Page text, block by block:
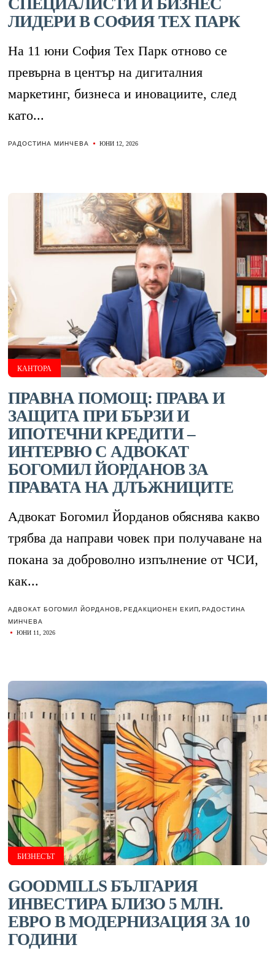
СПЕЦИАЛИСТИ И БИЗНЕС
ЛИДЕРИ В СОФИЯ ТЕХ ПАРК
На 11 юни София Тех Парк отново се
превърна в център на дигиталния
маркетинг, бизнеса и иновациите, след
като...
РАДОСТИНА МИНЧЕВА ЮНИ 12, 2026
КАНТОРА
ПРАВНА ПОМОЩ: ПРАВА И
ЗАЩИТА ПРИ БЪРЗИ И
ИПОТЕЧНИ КРЕДИТИ –
ИНТЕРВЮ С АДВОКАТ
БОГОМИЛ ЙОРДАНОВ ЗА
ПРАВАТА НА ДЛЪЖНИЦИТЕ
Адвокат Богомил Йорданов обяснява какво
трябва да направи човек при получаване на
покана за доброволно изпълнение от ЧСИ,
как...
АДВОКАТ БОГОМИЛ ЙОРДАНОВ,РЕДАКЦИОНЕН ЕКИП,РАДОСТИНА
МИНЧЕВА
ЮНИ 11, 2026
БИЗНЕСЪТ
GOODMILLS БЪЛГАРИЯ
ИНВЕСТИРА БЛИЗО 5 МЛН.
ЕВРО В МОДЕРНИЗАЦИЯ ЗА 10
ГОДИНИ